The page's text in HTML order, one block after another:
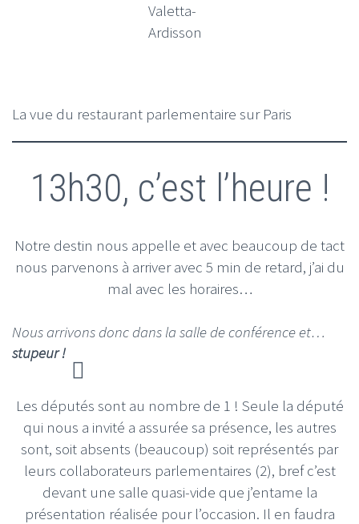
Valetta-
Ardisson
La vue du restaurant parlementaire sur Paris
13h30, c’est l’heure !
Notre destin nous appelle et avec beaucoup de tact
nous parvenons à arriver avec 5 min de retard, j’ai du
mal avec les horaires…
Nous arrivons donc dans la salle de conférence et…
stupeur !
Les députés sont au nombre de 1 ! Seule la député
qui nous a invité a assurée sa présence, les autres
sont, soit absents (beaucoup) soit représentés par
leurs collaborateurs parlementaires (2), bref c’est
devant une salle quasi-vide que j’entame la
présentation réalisée pour l’occasion. Il en faudra